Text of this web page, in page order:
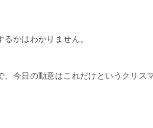
かはわかりません。
今日の動意はこれだけというクリス